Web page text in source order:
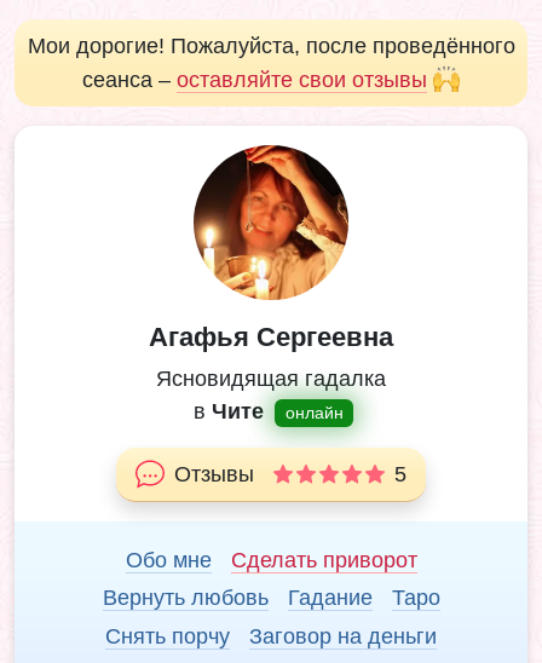
Мои дорогие! Пожалуйста, после проведённого
сеанса – оставляйте свои отзывы
Агафья Сергеевна
Ясновидящая гадалка
в Чите онлайн
Отзывы 5
Обо мне
Сделать приворот
Вернуть любовь
Гадание
Таро
Снять порчу
Заговор на деньги